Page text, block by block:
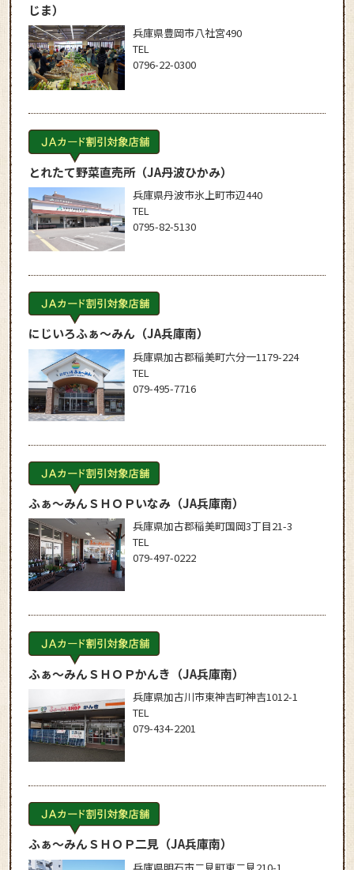
じま）
兵庫県豊岡市八社宮490
TEL
0796-22-0300
とれたて野菜直売所（JA丹波ひかみ）
兵庫県丹波市氷上町市辺440
TEL
0795-82-5130
にじいろふぁ～みん （JA兵庫南）
兵庫県加古郡稲美町六分一1179-224
TEL
079-495-7716
ふぁ～みんＳＨＯＰいなみ（JA兵庫南）
兵庫県加古郡稲美町国岡3丁目21-3
TEL
079-497-0222
ふぁ～みんＳＨＯＰかんき （JA兵庫南）
兵庫県加古川市東神吉町神吉1012-1
TEL
079-434-2201
ふぁ～みんＳＨＯＰ二見（JA兵庫南）